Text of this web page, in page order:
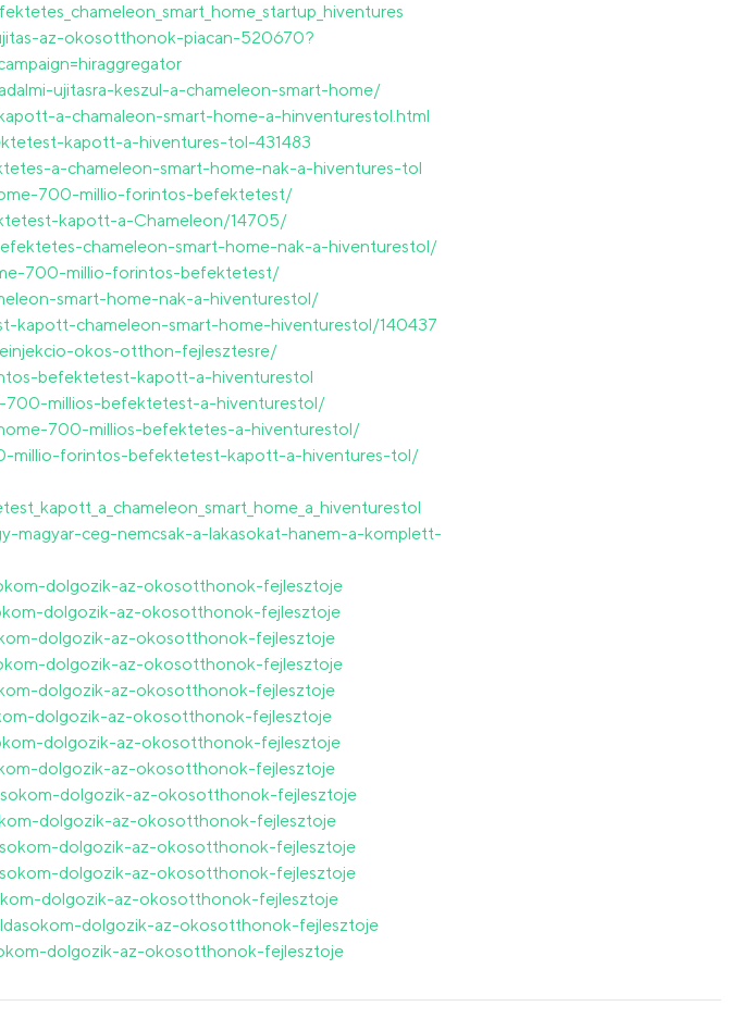
az-okosotthonok-piacan-520670?
ujitasra-keszul-a-chameleon-smart-home/
a-chamaleon-smart-home-a-hinventurestol.html
kapott-a-hiventures-tol-431483
a-chameleon-smart-home-nak-a-hiventures-tol
700-millio-forintos-befektetest/
kapott-a-Chameleon/14705/
chameleon-smart-home-nak-a-hiventurestol/
700-millio-forintos-befektetest/
smart-home-nak-a-hiventurestol/
kapott-chameleon-smart-home-hiventurestol/140437
okos-otthon-fejlesztesre/
befektetest-kapott-a-hiventurestol
millios-befektetest-a-hiventurestol/
700-millios-befektetes-a-hiventurestol/
millio-forintos-befektetest-kapott-a-hiventures-tol/
ceg-nemcsak-a-lakasokat-hanem-a-komplett-
dolgozik-az-okosotthonok-fejlesztoje
dolgozik-az-okosotthonok-fejlesztoje
dolgozik-az-okosotthonok-fejlesztoje
dolgozik-az-okosotthonok-fejlesztoje
dolgozik-az-okosotthonok-fejlesztoje
dolgozik-az-okosotthonok-fejlesztoje
dolgozik-az-okosotthonok-fejlesztoje
dolgozik-az-okosotthonok-fejlesztoje
dolgozik-az-okosotthonok-fejlesztoje
dolgozik-az-okosotthonok-fejlesztoje
dolgozik-az-okosotthonok-fejlesztoje
dolgozik-az-okosotthonok-fejlesztoje
dolgozik-az-okosotthonok-fejlesztoje
dolgozik-az-okosotthonok-fejlesztoje
dolgozik-az-okosotthonok-fejlesztoje